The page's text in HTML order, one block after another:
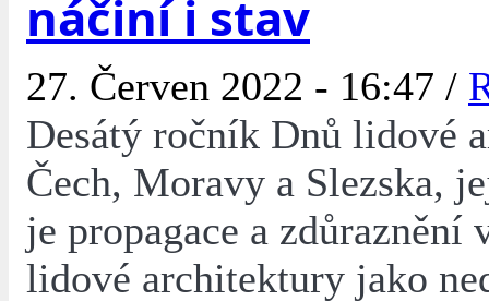
náčiní i stav
27. Červen 2022 - 16:47 /
Desátý ročník Dnů lidové
Čech, Moravy a Slezska,
je propagace a zdůraznění
lidové architektury jako